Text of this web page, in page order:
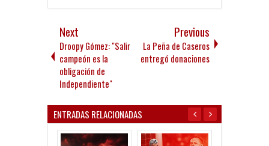
Next
Droopy Gómez: "Salir
campeón es la
obligación de
Independiente"
Previous
La Peña de Caseros
entregó donaciones
ENTRADAS RELACIONADAS